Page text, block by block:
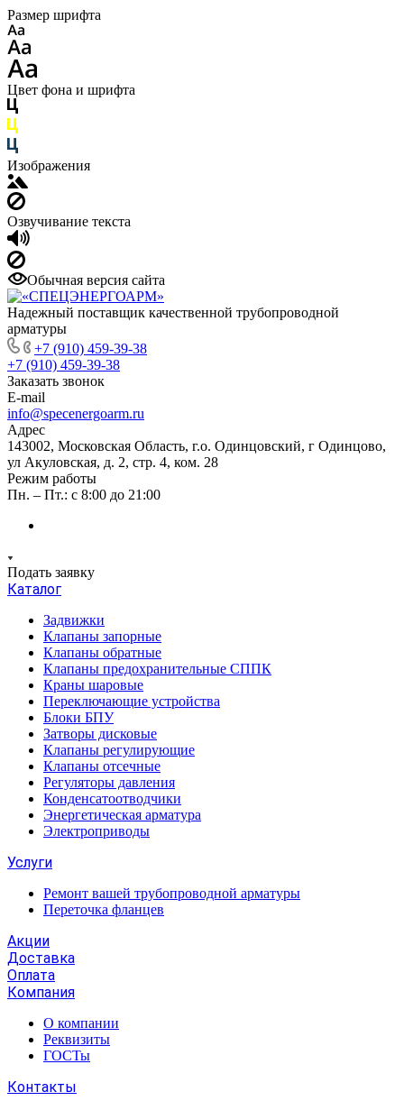
Размер шрифта
Цвет фона и шрифта
Изображения
Озвучивание текста
Обычная версия сайта
Надежный поставщик качественной трубопроводной
арматуры
+7 (910) 459-39-38
+7 (910) 459-39-38
Заказать звонок
E-mail
info@specenergoarm.ru
Адрес
143002, Московская Область, г.о. Одинцовский, г Одинцово,
ул Акуловская, д. 2, стр. 4, ком. 28
Режим работы
Пн. – Пт.: с 8:00 до 21:00
Подать заявку
Каталог
Задвижки
Клапаны запорные
Клапаны обратные
Клапаны предохранительные СППК
Краны шаровые
Переключающие устройства
Блоки БПУ
Затворы дисковые
Клапаны регулирующие
Клапаны отсечные
Регуляторы давления
Конденсатоотводчики
Энергетическая арматура
Электроприводы
Услуги
Ремонт вашей трубопроводной арматуры
Переточка фланцев
Акции
Доставка
Оплата
Компания
О компании
Реквизиты
ГОСТы
Контакты